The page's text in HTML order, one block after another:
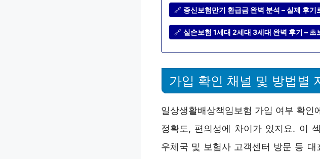
🔗 종신보험만기 환급금 완벽 분석 – 실제 후기
🔗 실손보험 1세대 2세대 3세대 완벽 후기 – 초
가입 확인 채널 및 방법별
일상생활배상책임보험 가입 여부 확인
정확도, 편의성에 차이가 있지요. 이
우체국 및 보험사 고객센터 방문 등